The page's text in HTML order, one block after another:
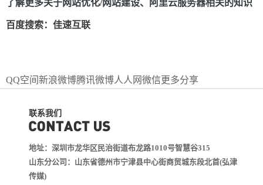
了解更多关于网站优化/网站建设、阿里云服务器相关的知识
百度搜索：佳速互联
QQ空间 新浪微博腾讯微博人人网微信更多分享
联系我们
地址：深圳市龙华区民治街道布龙路1010号智慧谷315
山东分公司：山东省德州市宁津县中心街商贸城东段北首(弘津
传媒)